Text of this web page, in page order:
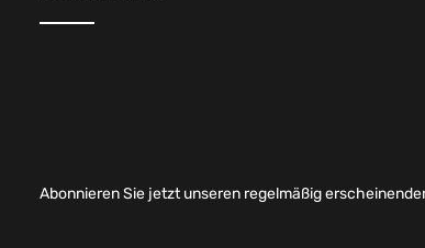
Abonnieren Sie jetzt unseren regelmäßig